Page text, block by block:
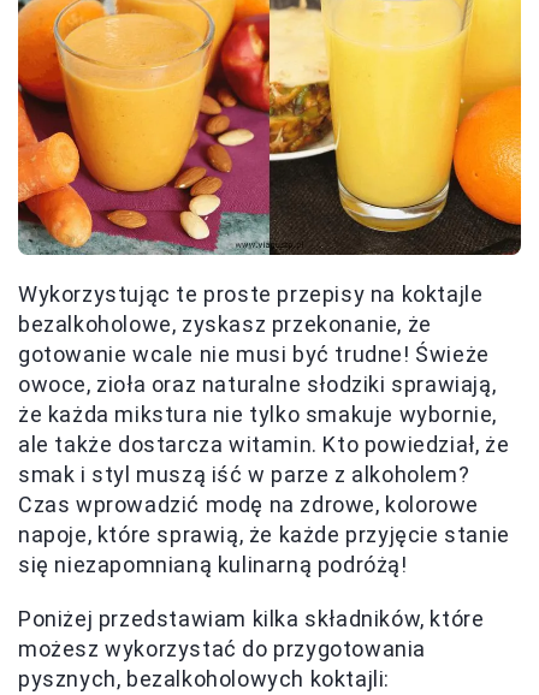
Wykorzystując te proste przepisy na koktajle
bezalkoholowe, zyskasz przekonanie, że
gotowanie wcale nie musi być trudne! Świeże
owoce, zioła oraz naturalne słodziki sprawiają,
że każda mikstura nie tylko smakuje wybornie,
ale także dostarcza witamin. Kto powiedział, że
smak i styl muszą iść w parze z alkoholem?
Czas wprowadzić modę na zdrowe, kolorowe
napoje, które sprawią, że każde przyjęcie stanie
się niezapomnianą kulinarną podróżą!
Poniżej przedstawiam kilka składników, które
możesz wykorzystać do przygotowania
pysznych, bezalkoholowych koktajli: